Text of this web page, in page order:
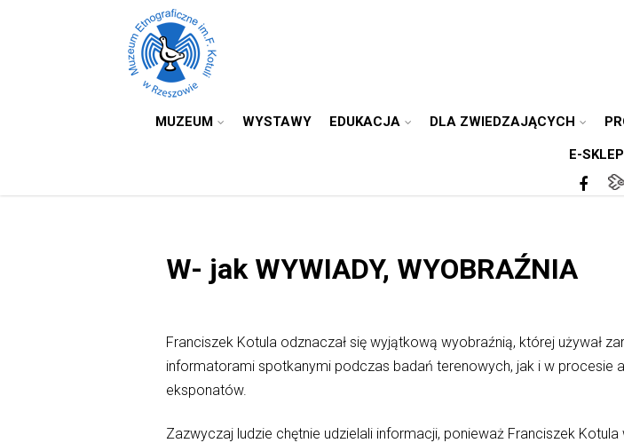
MUZEUM WYSTAWY EDUKACJA DLA ZWIEDZAJĄCYCH
E-SKLEP
W- jak WYWIADY, WYOBRAŹNIA
Franciszek Kotula odznaczał się wyjątkową wyobraźnią, której używał
informatorami spotkanymi podczas badań terenowych, jak i w procesie
eksponatów.
Zazwyczaj ludzie chętnie udzielali informacji, ponieważ Franciszek